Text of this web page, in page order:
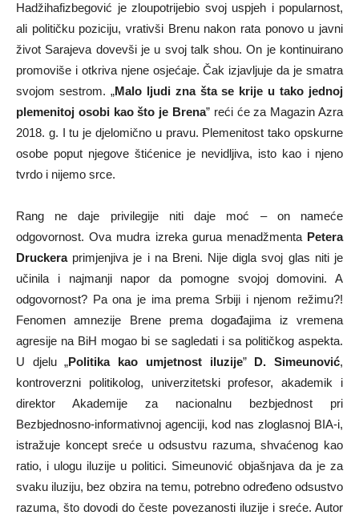
Hadžihafizbegović je zloupotrijebio svoj uspjeh i popularnost,
ali političku poziciju, vrativši Brenu nakon rata ponovo u javni
život Sarajeva dovevši je u svoj talk shou. On je kontinuirano
promoviše i otkriva njene osjećaje. Čak izjavljuje da je smatra
svojom sestrom. „Malo ljudi zna šta se krije u tako jednoj
plemenitoj osobi kao što je Brena” reći će za Magazin Azra
2018. g. I tu je djelomično u pravu. Plemenitost tako opskurne
osobe poput njegove štićenice je nevidljiva, isto kao i njeno
tvrdo i nijemo srce.
Rang ne daje privilegije niti daje moć – on nameće
odgovornost. Ova mudra izreka gurua menadžmenta Petera
Druckeraprimjenjiva je i na Breni. Nije digla svoj glas niti je
učinila i najmanji napor da pomogne svojoj domovini. A
odgovornost? Pa ona je ima prema Srbiji i njenom režimu?!
Fenomen amnezije Brene prema događajima iz vremena
agresije na BiH mogao bi se sagledati i sa političkog aspekta.
U djelu „Politika kao umjetnost iluzije” D. Simeunović,
kontroverzni politikolog, univerzitetski profesor, akademik i
direktor Akademije za nacionalnu bezbjednost pri
Bezbjednosno-informativnoj agenciji, kod nas zloglasnoj BIA-i,
istražuje koncept sreće u odsustvu razuma, shvaćenog kao
ratio, i ulogu iluzije u politici. Simeunović objašnjava da je za
svaku iluziju, bez obzira na temu, potrebno određeno odsustvo
razuma, što dovodi do česte povezanosti iluzije i sreće. Autor